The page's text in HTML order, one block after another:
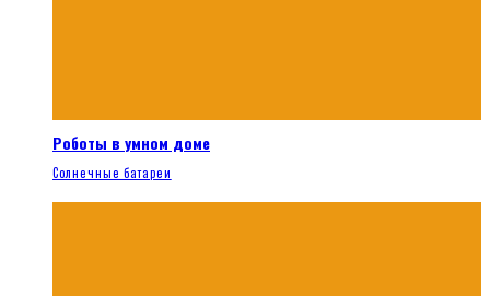
Роботы в умном доме
Солнечные батареи